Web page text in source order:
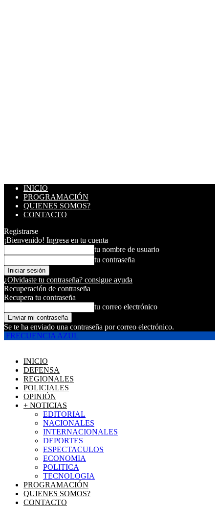
INICIO
PROGRAMACIÓN
QUIENES SOMOS?
CONTACTO
Registrarse
¡Bienvenido! Ingresa en tu cuenta
tu nombre de usuario
tu contraseña
¿Olvidaste tu contraseña? consigue ayuda
Recuperación de contraseña
Recupera tu contraseña
tu correo electrónico
Se te ha enviado una contraseña por correo electrónico.
FRECUENCIA AZUL
INICIO
DEFENSA
REGIONALES
POLICIALES
OPINIÓN
+ NOTICIAS
EDITORIAL
NACIONALES
INTERNACIONALES
DEPORTES
ESPECTACULOS
ECONOMIA
POLITICA
TECNOLOGIA
PROGRAMACIÓN
QUIENES SOMOS?
CONTACTO